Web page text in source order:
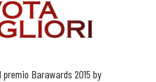
Barawards 2015 by